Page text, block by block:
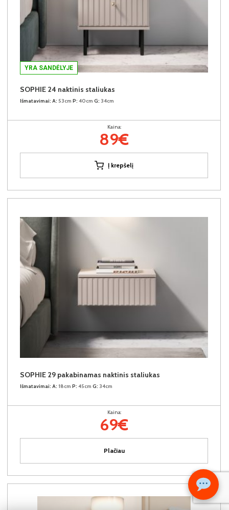
YRA SANDĖLYJE
SOPHIE 24 naktinis staliukas
Išmatavimai: A: 53cm P: 40cm G: 34cm
Kaina:
89€
Į krepšelį
SOPHIE 29 pakabinamas naktinis staliukas
Išmatavimai: A: 18cm P: 45cm G: 34cm
Kaina:
69€
Plačiau